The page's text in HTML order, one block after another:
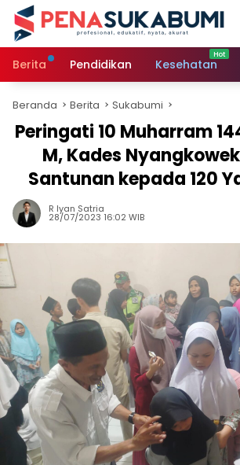
Langsung
konten
Berita
Pendidikan Kesehatan
Beranda Berita Sukabumi
Peringati 10 Muharram
M, Kades
Santunan kepada 120
R Iyan Satria
28/07/2023 16:02 WIB